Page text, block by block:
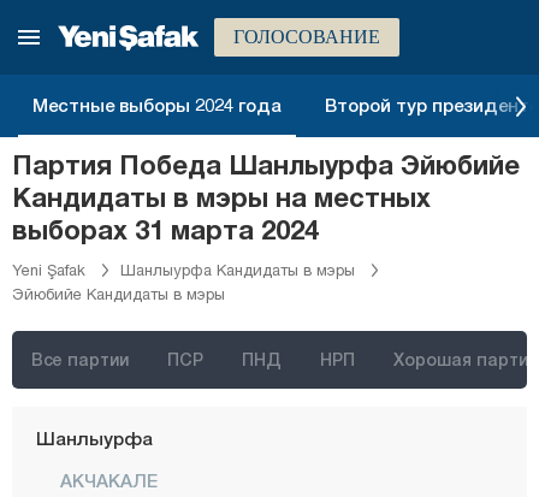
ГОЛОСОВАНИЕ
Местные выборы 2024 года Второй тур
Партия Победа Шанлыурфа Эйюбийе
Кандидаты в мэры на местных
выборах 31 марта 2024
Yeni Şafak
Шанлыурфа Кандидаты в мэры
Эйюбийе Кандидаты в мэры
Все партии ПСР ПНД НРП Хорошая партия
Мугла
Невшехир
Нигде
Орду
Османие
Ризе
Самсун
Шанлыурфа
АКЧАКАЛЕ